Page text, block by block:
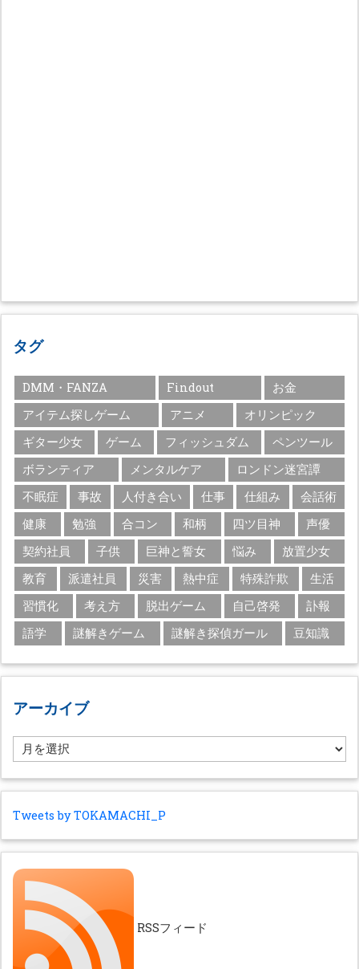
タグ
DMM・FANZA Findout
お金
アイテム探しゲーム
アニメ
オリンピック
ギター少女
ゲーム フィッシュダム
ペンツール
ボランティア
メンタルケア
ロンドン迷宮譚
不眠症
事故 人付き合い 仕事 仕組み
会話術
健康
勉強 合コン 和柄 四ツ目神
声優
契約社員
子供 巨神と誓女 悩み
放置少女
教育
派遣社員 災害 熱中症 特殊詐欺
生活
習慣化
考え方 脱出ゲーム 自己啓発
訃報
語学
謎解きゲーム 謎解き探偵ガール 豆知識
アーカイブ
ー
カ
イ
Tweets by TOKAMACHI_P
RSSフィード